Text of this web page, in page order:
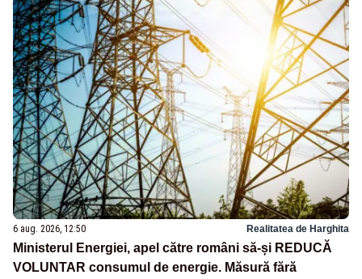
6 aug. 2026, 12:50 Realitatea de Harghita
Ministerul Energiei, apel către români să-și REDUCĂ
VOLUNTAR consumul de energie. Măsură fără